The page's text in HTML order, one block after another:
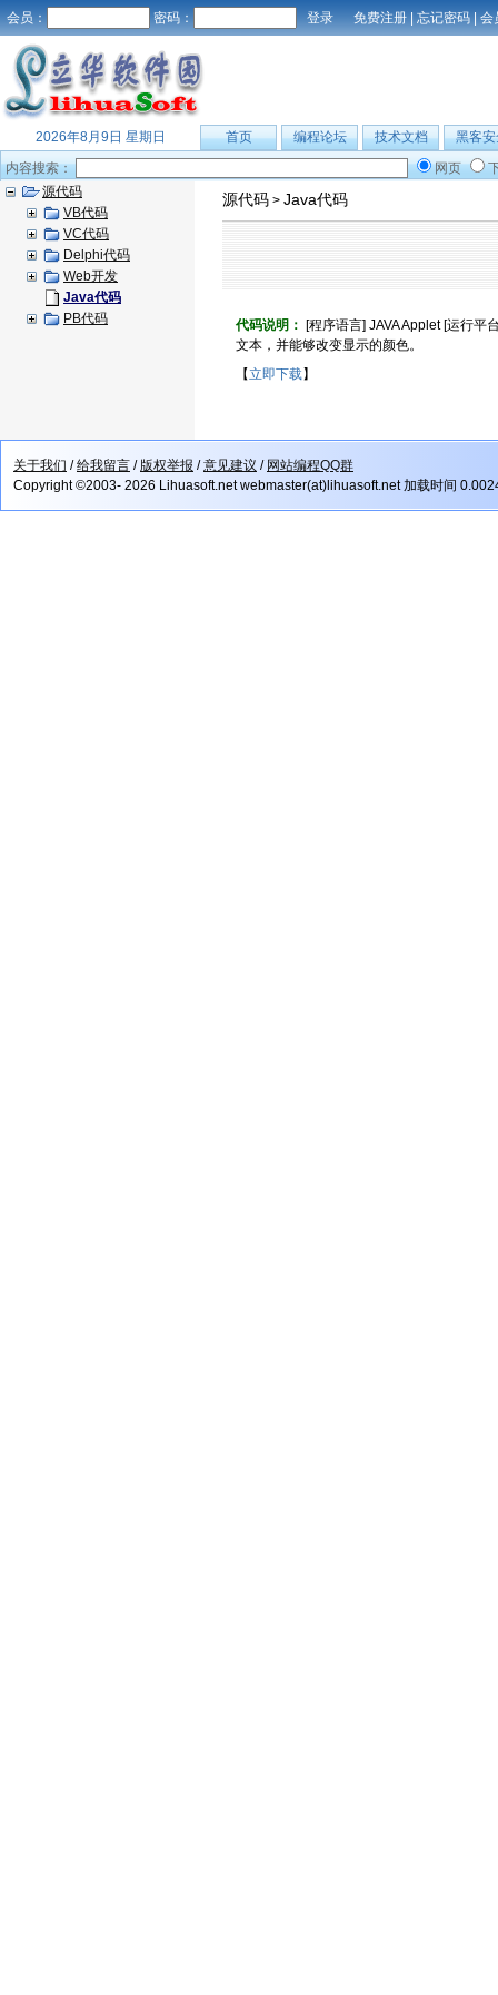
会员： 密码： 免费注册 | 忘记密码 | 会
2026年8月9日 星期日 首页 编程论坛 技术文档
黑客安
内容搜索：
网页
源代码
VB代码
VC代码
Delphi代码
Web开发
Java代码
PB代码
源代码 > Java代码
代码说明： [程序语言] JAVA Applet [运行平
文本，并能够改变显示的颜色。
【立即下载】
关于我们 /给我留言 /版权举报 /意见建议 / 网站编程QQ群
Copyright ©2003- 2026 Lihuasoft.net webmaster(at)lihuasoft.net 加载时间